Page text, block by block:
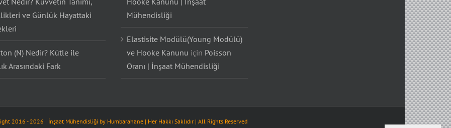
Nedir? Kuvvetin Tanımı,
ve Günlük Hayattaki
(N) Nedir? Kütle ile
Arasındaki Fark
Hooke Kanunu | İnşaat
Mühendisliği
Elastisite Modülü(Young Modülü)
ve Hooke KanunuiçinPoisson
Oranı | İnşaat Mühendisliği